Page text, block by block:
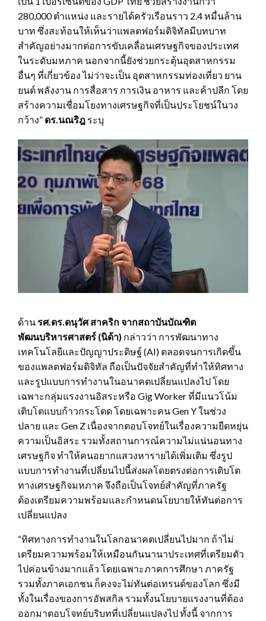
280,000 ตำแหน่ง และรายได้ครัวเรือนราว 2.4 หมื่นล้าน
บาท ซึ่งสะท้อนให้เห็นว่าแพลตฟอร์มดิจิทัลมีบทบาท
สำคัญอย่างมากต่อการขับเคลื่อนเศรษฐกิจของประเทศ
ในระดับมหภาค นอกจากนี้ยังช่วยกระตุ้นอุตสาหกรรม
อื่นๆ ที่เกี่ยวข้อง ไม่ว่าจะเป็น อุตสาหกรรมท่องเที่ยว ยาน
ยนต์ พลังงาน การสื่อสาร การเงิน อาหาร และค้าปลีก โดย
สร้างความเชื่อมโยงทางเศรษฐกิจที่เป็นประโยชน์ในวง
กว้าง” ดร.นณริฎ ระบุ
ด้านรศ.ดร.ดนุวัศ สาคริก จากสถาบันบัณฑิต
พัฒนบริหารศาสตร์ (นิด้า) กล่าวว่า การพัฒนาทาง
เทคโนโลยีและปัญญาประดิษฐ์ (AI) ตลอดจนการเกิดขึ้น
ของแพลตฟอร์มดิจิทัล ถือเป็นปัจจัยสำคัญที่ทำให้ทิศทาง
และรูปแบบการทำงานในอนาคตเปลี่ยนแปลงไป โดย
เฉพาะกลุ่มแรงงานอิสระหรือ Gig Worker ที่มีแนวโน้ม
เติบโตแบบก้าวกระโดด โดยเฉพาะคน Gen Y ในช่วง
ปลาย และ Gen Z เนื่องจากตอบโจทย์ในเรื่องความยืดหยุ่น
ความเป็นอิสระ รวมทั้งสถานการณ์ความไม่แน่นอนทาง
เศรษฐกิจ ทำให้คนอยากแสวงหารายได้เพิ่มเติม ซึ่งรูป
แบบการทำงานที่เปลี่ยนไปนี้ส่งผลโดยตรงต่อการเติบโต
ทางเศรษฐกิจมหภาค จึงถือเป็นโจทย์สำคัญที่ภาครัฐ
ต้องเตรียมความพร้อมและกำหนดนโยบายให้ทันต่อการ
เปลี่ยนแปลง
“ทิศทางการทำงานในโลกอนาคตเปลี่ยนไปมาก ถ้าไม่
เตรียมความพร้อมให้เหมือนกันนานาประเทศที่เตรียมตัว
ไปค่อนข้างมากแล้ว โดยเฉพาะภาคการศึกษา ภาครัฐ
รวมทั้งภาคเอกชน ก็คงจะไม่ทันต่อเทรนด์ของโลก ซึ่งมี
ทั้งในเรื่องของการอัพสกิล รวมทั้งนโยบายแรงงานที่ต้อง
ออกมาตอบโจทย์บริบทที่เปลี่ยนแปลงไป ทั้งนี้ จากการ